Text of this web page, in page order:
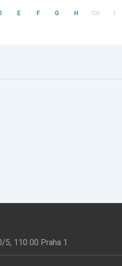
E F G H CH
5, 110 00 Praha 1